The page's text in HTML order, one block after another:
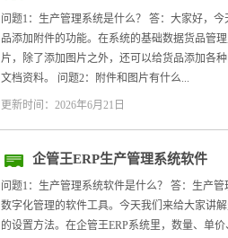
问题1：生产管理系统是什么？ 答：大家好，
品添加附件的功能。在系统的基础数据货品管
片，除了添加图片之外，还可以给货品添加各
文档资料。 问题2：附件和图片有什么...
更新时间：2026年6月21日
企管王ERP生产管理系统软件
问题1：生产管理系统软件是什么？ 答：生产
数字化管理的软件工具。今天我们来给大家讲
的设置方法。在企管王ERP系统里，数量、单